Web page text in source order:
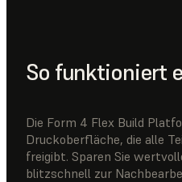
So funktioniert
Die Form 4 Flex Build
Druckoberfläche, die alle
freigibt. Sparen Sie
blitzschnell zur